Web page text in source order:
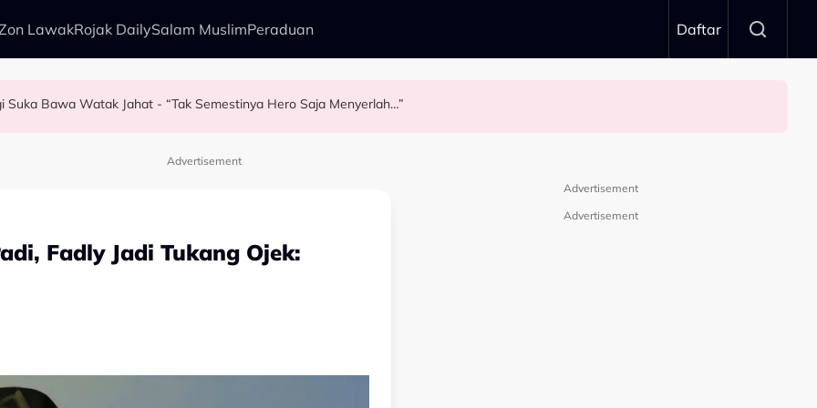
LawakRojak DailySalam MuslimPeraduan Daftar
Baizura Untuk…” - Shila Amzah
Suka Bawa Watak Jahat - “Tak Semestinya Hero Saja Menyerlah…”
Di Dewan Filharmonik Petronas
- Ezzanie Jasny
Advertisement
Fadly Jadi Tukang Ojek:
Advertisement
Advertisement